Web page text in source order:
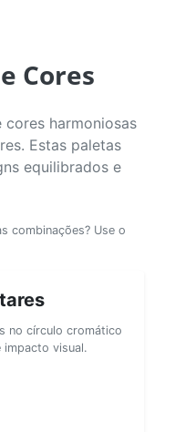
Cores
cores harmoniosas
Estas paletas
equilibrados e
combinações? Use o
no círculo cromático
impacto visual.